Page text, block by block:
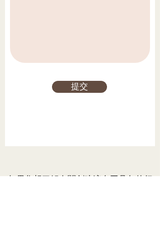
提交